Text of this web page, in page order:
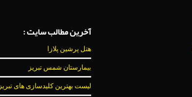
آخرین مطالب سایت :
هتل پرشین پلازا
بیمارستان شمس تبریز
لیست بهترین کلیدسازی های تبریز